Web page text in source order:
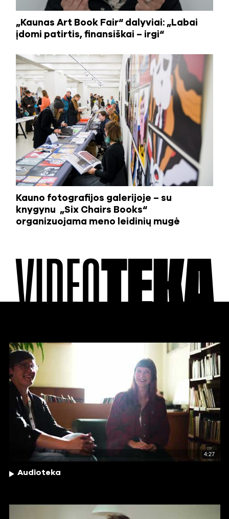
„Kaunas Art Book Fair“ dalyviai: „Labai
įdomi patirtis, finansiškai – irgi“
Kauno fotografijos galerijoje – su
knygynu „Six Chairs Books“
organizuojama meno leidinių mugė
VIDEOTEKA
4:27
Audioteka